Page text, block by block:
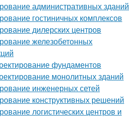
административных зданий
гостиничных комплексов
дилерских центров
железобетонных
фундаментов
монолитных зданий
инженерных сетей
конструктивных решений
логистических центров и